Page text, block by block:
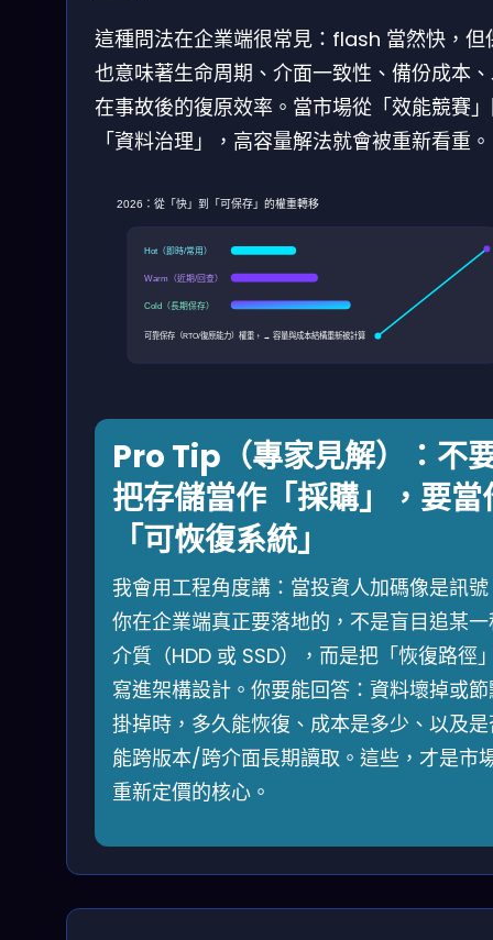
這種問法在企業端很常見：flash 當然快，但
也意味著生命周期、介面一致性、備份成本
在事故後的復原效率。當市場從「效能競賽
「資料治理」，高容量解法就會被重新看重。
2026：從「快」到「可保存」的權重轉移
Hot（即時/常用）
Warm（近期/回查）
Cold（長期保存）
可靠保存（RTO/復原能力）權重 ↑ → 容量與成本結構重新被計算
Pro Tip（專家見解）：不
把存儲當作「採購」，要當
「可恢復系統」
我會用工程角度講：當投資人加碼像是訊
你在企業端真正要落地的，不是盲目追某
介質（HDD 或 SSD），而是把「恢復路徑
寫進架構設計。你要能回答：資料壞掉或
掛掉時，多久能恢復、成本是多少、以及
能跨版本/跨介面長期讀取。這些，才是市
重新定價的核心。